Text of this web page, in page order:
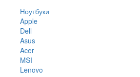
Ноутбуки
Apple
Dell
Asus
Acer
MSI
Lenovo